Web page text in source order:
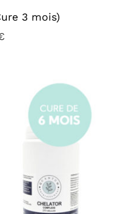
3 mois)